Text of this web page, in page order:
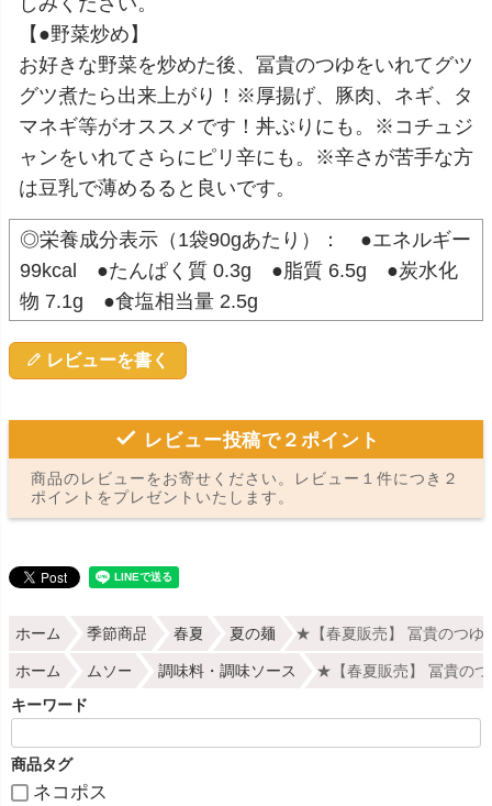
【●野菜炒め】
お好きな野菜を炒めた後、冨貴のつゆをいれてグツ
グツ煮たら出来上がり！※厚揚げ、豚肉、ネギ、タ
マネギ等がオススメです！丼ぶりにも。※コチュジ
ャンをいれてさらにピリ辛にも。※辛さが苦手な方
は豆乳で薄めるると良いです。
◎栄養成分表示（1袋90gあたり）： ●エネルギー
99kcal ●たんぱく質 0.3g ●脂質 6.5g ●炭水化
物 7.1g ●食塩相当量 2.5g
レビューを書く
レビュー投稿で２ポイント
商品のレビューをお寄せください。レビュー１件につき２
ポイントをプレゼントいたします。
ホーム 季節商品 春夏 夏の麺 ★【春夏販売】 冨貴のつゆ
ホーム ムソー 調味料・調味ソース ★【春夏販売】 冨貴の
キーワード
商品タグ
ネコポス